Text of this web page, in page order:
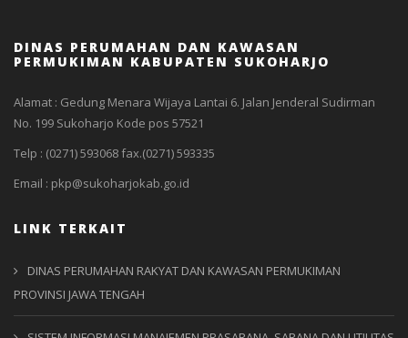
DINAS PERUMAHAN DAN KAWASAN
PERMUKIMAN KABUPATEN SUKOHARJO
Alamat : Gedung Menara Wijaya Lantai 6. Jalan Jenderal Sudirman
No. 199 Sukoharjo Kode pos 57521
Telp : (0271) 593068 fax.(0271) 593335
Email : pkp@sukoharjokab.go.id
LINK TERKAIT
DINAS PERUMAHAN RAKYAT DAN KAWASAN PERMUKIMAN
PROVINSI JAWA TENGAH